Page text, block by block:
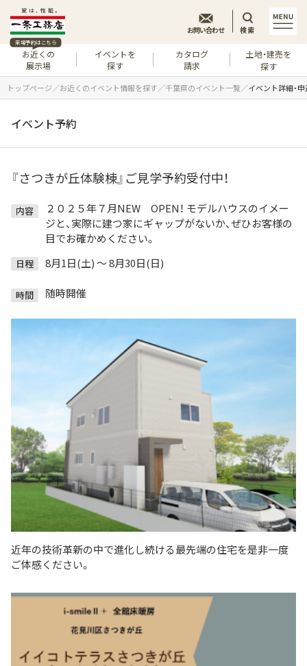
来場予約はこちら
お近くの
展示場
イベントを
探す
カタログ
請求
土地・建売を
探す
お問い合わせ 検索
トップページ お近くのイベント情報を探す 千葉県のイベント一覧 イベント詳細・
イベント予約
『さつきが丘体験棟』ご見学予約受付中！
内容
２０２５年７月NEW OPEN！ モデルハウスのイメー
ジと、実際に建つ家にギャップがないか、ぜひお客様の
目でお確かめください。
日程 8月1日(土) ～ 8月30日(日)
時間 随時開催
近年の技術革新の中で進化し続ける最先端の住宅を是非一度
ご体感ください。